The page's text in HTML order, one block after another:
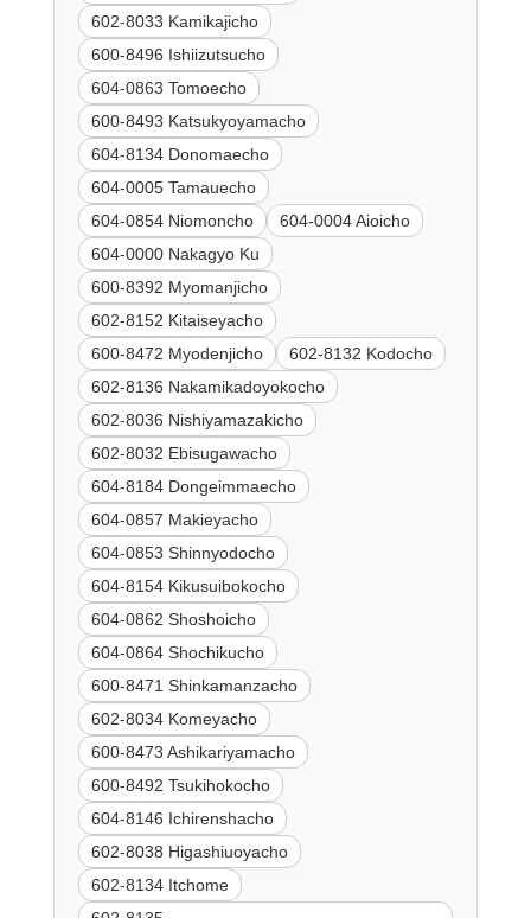
602-8033 Kamikajicho
600-8496 Ishiizutsucho
604-0863 Tomoecho
600-8493 Katsukyoyamacho
604-8134 Donomaecho
604-0005 Tamauecho
604-0854 Niomoncho
604-0004 Aioicho
604-0000 Nakagyo Ku
600-8392 Myomanjicho
602-8152 Kitaiseyacho
600-8472 Myodenjicho
602-8132 Kodocho
602-8136 Nakamikadoyokocho
602-8036 Nishiyamazakicho
602-8032 Ebisugawacho
604-8184 Dongeimmaecho
604-0857 Makieyacho
604-0853 Shinnyodocho
604-8154 Kikusuibokocho
604-0862 Shoshoicho
604-0864 Shochikucho
600-8471 Shinkamanzacho
602-8034 Komeyacho
600-8473 Ashikariyamacho
600-8492 Tsukihokocho
604-8146 Ichirenshacho
602-8038 Higashiuoyacho
602-8134 Itchome